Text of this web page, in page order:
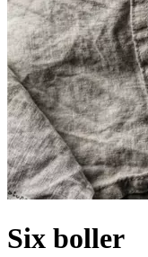
Six boller